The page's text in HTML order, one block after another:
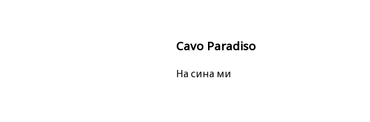
Cavo Paradiso
На сина ми